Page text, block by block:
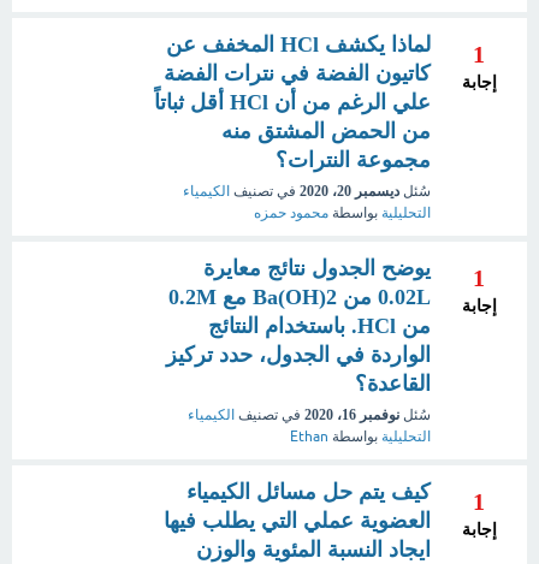
1
إجابة
لماذا يكشف HCl المخفف عن
كاتيون الفضة في نترات الفضة
علي الرغم من أن HCl أقل ثباتاً
من الحمض المشتق منه
مجموعة النترات؟
سُئل ديسمبر 20، 2020 في تصنيف الكيمياء
التحليلية بواسطة محمود حمزه
1
إجابة
يوضح الجدول نتائج معايرة
0.02L من Ba(OH)2 مع 0.2M
من HCl. باستخدام النتائج
الواردة في الجدول، حدد تركيز
القاعدة؟
سُئل نوفمبر 16، 2020 في تصنيف الكيمياء
التحليلية بواسطة Ethan
1
إجابة
كيف يتم حل مسائل الكيمياء
العضوية عملي التي يطلب فيها
ايجاد النسبة المئوية والوزن